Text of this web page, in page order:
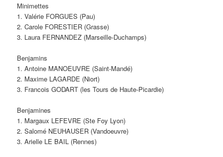
Minimettes
1. Valérie FORGUES (Pau)
2. Carole FORESTIER (Grasse)
3. Laura FERNANDEZ (Marseille-Duchamps)
Benjamins
1. Antoine MANOEUVRE (Saint-Mandé)
2. Maxime LAGARDE (Niort)
3. Francois GODART (les Tours de Haute-Picardie)
Benjamines
1. Margaux LEFEVRE (Ste Foy Lyon)
2. Salomé NEUHAUSER (Vandoeuvre)
3. Arielle LE BAIL (Rennes)